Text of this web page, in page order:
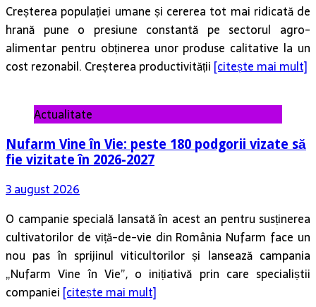
Creșterea populației umane și cererea tot mai ridicată de
hrană pune o presiune constantă pe sectorul agro-
alimentar pentru obținerea unor produse calitative la un
cost rezonabil. Creșterea productivității [citește mai mult]
Actualitate
Nufarm Vine în Vie: peste 180 podgorii vizate să
fie vizitate în 2026-2027
3 august 2026
O campanie specială lansată în acest an pentru susținerea
cultivatorilor de viță-de-vie din România Nufarm face un
nou pas în sprijinul viticultorilor și lansează campania
„Nufarm Vine în Vie”, o inițiativă prin care specialiștii
companiei [citește mai mult]